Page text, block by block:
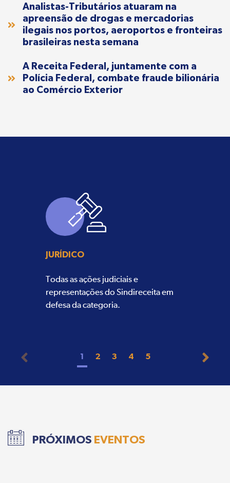
Analistas-Tributários atuaram na
apreensão de drogas e mercadorias
ilegais nos portos, aeroportos e fronteiras
brasileiras nesta semana
A Receita Federal, juntamente com a
Polícia Federal, combate fraude bilionária
ao Comércio Exterior
JURÍDICO
Todas as ações judiciais e
representações do Sindireceita em
defesa da categoria.
1 2 3 4 5
PRÓXIMOS EVENTOS